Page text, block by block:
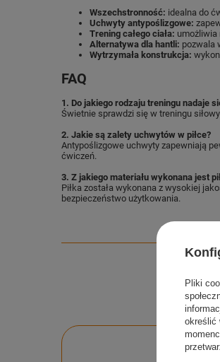
Wszechstronność: idealna do
Uchwyty antypoślizgowe:
Trening całego ciała: umożliwia
Alternatywa dla hantli: pozwala
Wytrzymała konstrukcja:
FAQ
1. Do jakiego rodzaju treningu nadaje
Świetnie sprawdzi się w treningu
2. Jakie są zalety uchwytów w piłce?
Antypoślizgowe uchwyty zapewniają
ćwiczeń.
3. Z jakiego materiału wykonana jest
Piłka została wykonana z wysokiej
bezpieczeństwo użytkowania.
Pliki
określić